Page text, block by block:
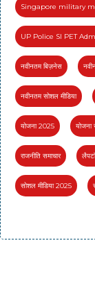
Singapore military
UP Police SI PET
नवीनतम बिज़नेस
नवीनतम सोशल मीडिया
योजना 2025 योजना
राजनीति समाचार
सोशल मीडिया 2025